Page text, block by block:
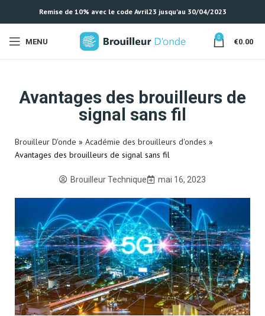
Remise de 10% avec le code Avril23 jusqu'au 30/04/2023
MENU 0 €0.00
Avantages des brouilleurs de
signal sans fil
Brouilleur D'onde » Académie des brouilleurs d'ondes »
Avantages des brouilleurs de signal sans fil
Brouilleur Technique mai 16, 2023